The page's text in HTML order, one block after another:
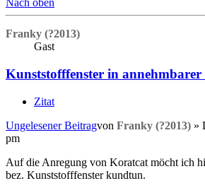
Nach oben
Franky (?2013)
Gast
Kunststofffenster in
Zitat
Ungelesener Beitragvon Franky (?2013) »
pm
Auf die Anregung von Koratcat möcht ich
bez. Kunststofffenster kundtun.